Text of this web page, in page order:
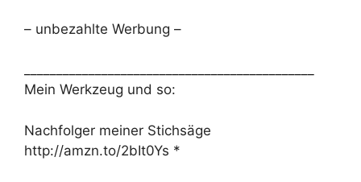
– unbezahlte Werbung –
Mein Werkzeug und so:
Nachfolger meiner Stichsäge
http://amzn.to/2bIt0Ys *